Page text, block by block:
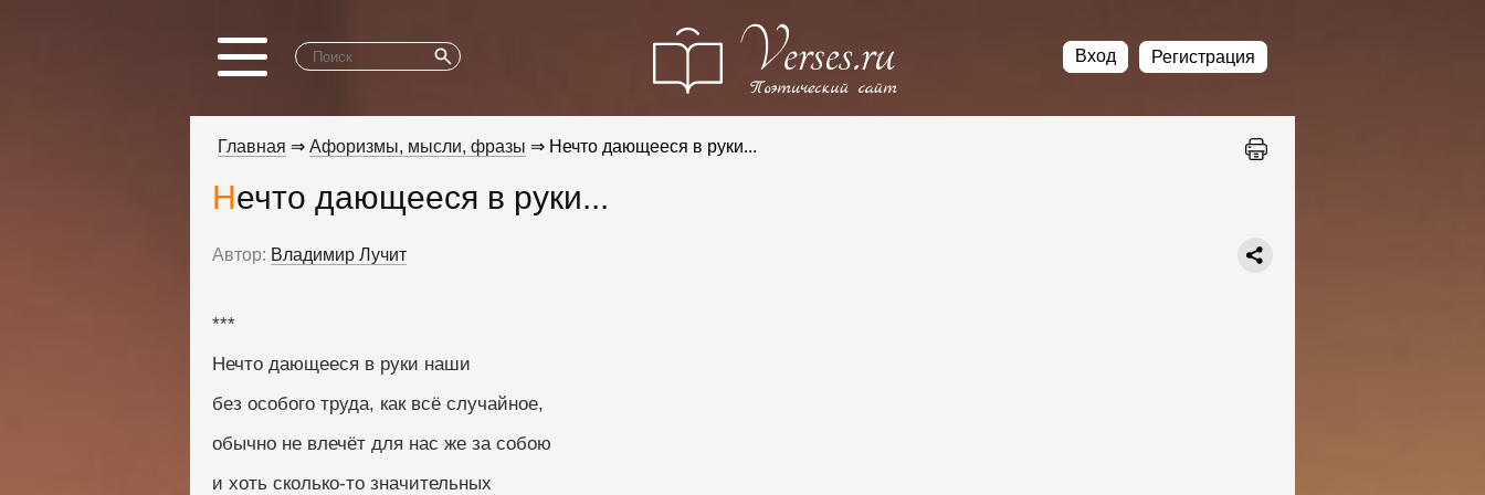
Вход Регистрация
Главная ⇒ Афоризмы, мысли, фразы ⇒ Нечто дающееся в руки...
Нечто дающееся в руки...
Автор: Владимир Лучит
***
Нечто дающееся в руки наши
без особого труда, как всё случайное,
обычно не влечёт для нас же за собою
и хоть сколько-то значительных